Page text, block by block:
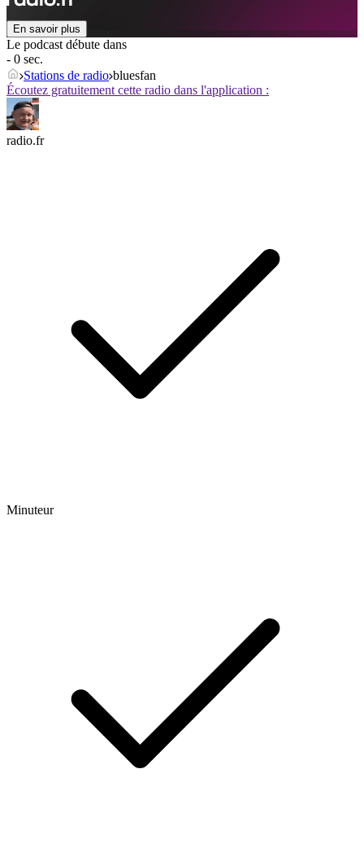
En savoir plus
Le podcast débute dans
- 0 sec.
Stations de radio bluesfan
Écoutez gratuitement cette radio dans l'application :
radio.fr
Minuteur